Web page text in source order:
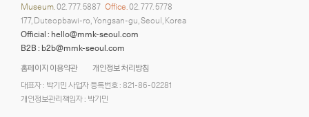
홈페이지 이용약관
개인정보 처리방침
대표자 : 박기민 사업자 등록번호 : 821-86-02281
개인정보관리책임자 : 박기민
Museum. 02. 777. 5887 Office. 02. 777. 5778
177, Duteopbawi-ro, Yongsan-gu, Seoul, Korea
Official : hello@mmk-seoul.com
B2B : b2b@mmk-seoul.com